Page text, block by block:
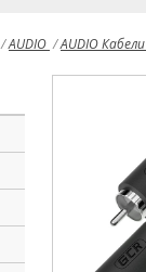
/AUDIO /AUDIO Кабели